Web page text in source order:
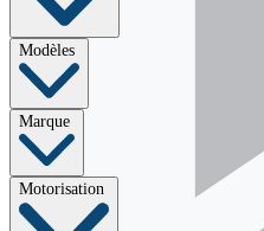
Modèles
Marque
Motorisation